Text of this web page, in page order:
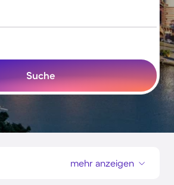
Suche
mehr anzeigen